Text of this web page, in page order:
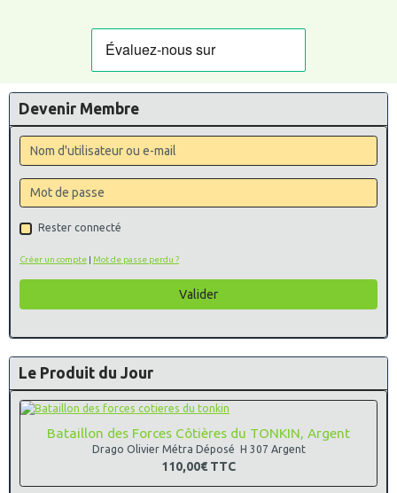
Devenir Membre
Rester connecté
Créer un compte | Mot de passe perdu ?
Valider
Le Produit du Jour
Bataillon des Forces Côtières du TONKIN, Argent
Drago Olivier Métra Déposé H 307 Argent
110,00€ TTC